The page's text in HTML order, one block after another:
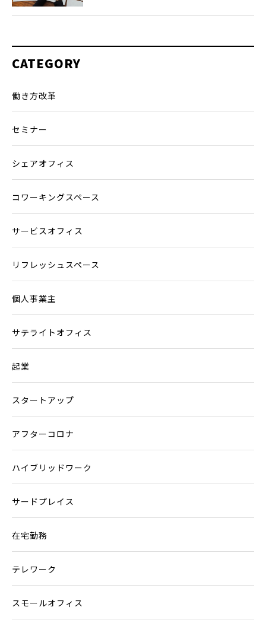
CATEGORY
働き方改革
セミナー
シェアオフィス
コワーキングスペース
サービスオフィス
リフレッシュスペース
個人事業主
サテライトオフィス
起業
スタートアップ
アフターコロナ
ハイブリッドワーク
サードプレイス
在宅勤務
テレワーク
スモールオフィス